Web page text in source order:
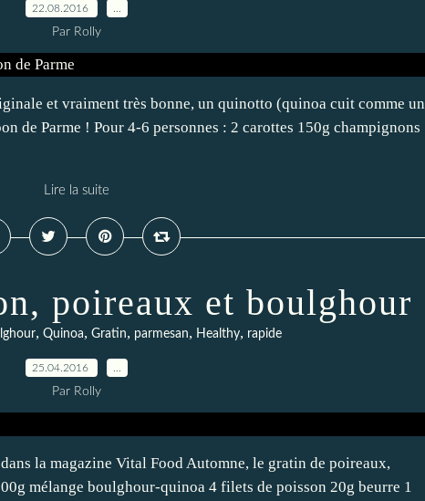
22.08.2016
Par Rolly
et vraiment très bonne, un quinotto (quinoa cuit comme un
de Parme ! Pour 4-6 personnes : 2 carottes 150g champignons
Lire la suite
poireaux et boulghour
, Quinoa, Gratin, parmesan, Healthy, rapide
25.04.2016
Par Rolly
la magazine Vital Food Automne, le gratin de poireaux,
mélange boulghour-quinoa 4 filets de poisson 20g beurre 1